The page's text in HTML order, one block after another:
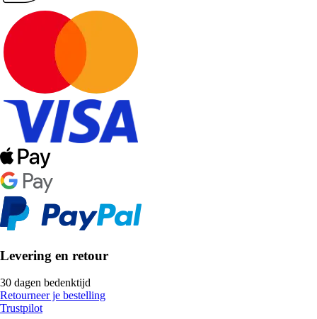
Levering en retour
30 dagen bedenktijd
Retourneer je bestelling
Trustpilot